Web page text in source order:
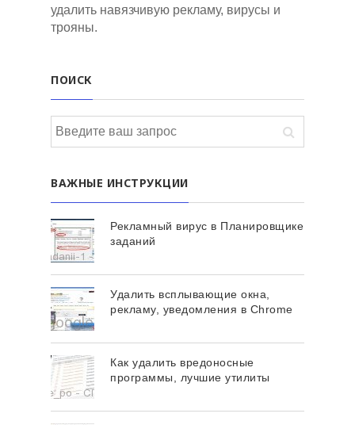
удалить навязчивую рекламу, вирусы и
трояны.
ПОИСК
ВАЖНЫЕ ИНСТРУКЦИИ
Рекламный вирус в Планировщике
заданий
Удалить всплывающие окна,
рекламу, уведомления в Chrome
Как удалить вредоносные
программы, лучшие утилиты